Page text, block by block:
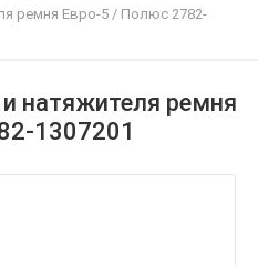
ремня Евро-5 / Полюс 2782-
натяжителя ремня
1307201